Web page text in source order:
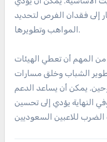
إلى فقدان الفرص لتحديد
المواهب وتطويرها.
من المهم أن تعطي الهيئات
تطوير الشباب وخلق مسارات
يمكن أن يساعد الدعم
النهاية يؤدي إلى تحسين